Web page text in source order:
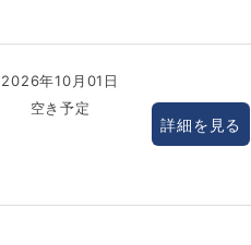
2026年10月01日
空き予定
詳細を見る